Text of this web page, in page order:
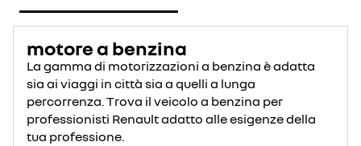
motore a benzina
La gamma di motorizzazioni a benzina è adatta
sia ai viaggi in città sia a quelli a lunga
percorrenza. Trova il veicolo a benzina per
professionisti Renault adatto alle esigenze della
tua professione.